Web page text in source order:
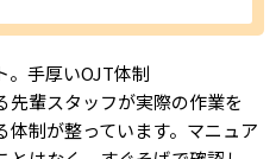
手厚いOJT体制
輩スタッフが実際の作業を
制が整っています。マニュア